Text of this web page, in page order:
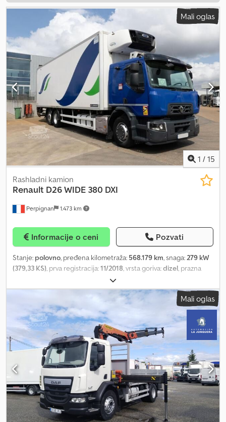
Mali oglas
1 / 15
Perpignan 1.473 km
Rashladni kamion
Renault D26 WIDE 380 DXI
Informacije o ceni Pozvati
Stanje: polovno, pređena kilometraža: 568.179 km, snaga:279 kW
(379,33 KS), prva registracija:11/2018, vrsta goriva:dizel, prazna
, maksimalna nosivost:
težina:26.000 kg, dimenzija gume:-, konfiguracija osovina:6x2,
, kabina vozača: kabina za spavanje
tip prenosa:automatski , emisioni razred:
, suspencija:
vazduh, Godina proizvodnje:2018 , Oprema:ABS, hidraulični
zadnji podizač, klima uređaj, ugrađeni računar, ref: VO26-2213
SYLTRAILER DA LI ŽELITE DA GA PRODATE? Kamion sa rashladnom
komorom RENAULT D WIDE 380 DXI – TRI TEMPERATURE –
CARRIER SUPRA 1150 MT – 6x2 – 2018 - OPŠTE INFORMACIJE
Marka / Model: Renault D WIDE 380 DXI Tip: Kamion sa rashladnom
komorom za tri temperature Godina: 2018 Pređena kilometraža:
568.179 km Broj šasije: VF620M168KB00 Konfiguracija: 6x2 Menjač:
Automatski Gorivo: Dizel Snaga: 380 KS Vazdušno ogibljenje -
Kamion sa rashladnom komorom Renault D WIDE 380 DXI, 6x2,
Mali oglas